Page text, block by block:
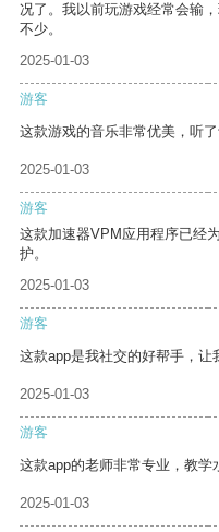
况了。我以前玩游戏经常会输
不少。
2025-01-03
游客
这款游戏的音乐非常优美，听了
2025-01-03
游客
这款加速器VPM应用程序已经
护。
2025-01-03
游客
这款app是我社交的好帮手，让
2025-01-03
游客
这款app的老师非常专业，教学
2025-01-03